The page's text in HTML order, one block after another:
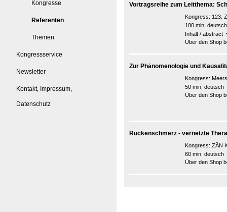
Kongresse
Referenten
Themen
Kongressservice
Newsletter
Kontakt, Impressum,
Datenschutz
Vortragsreihe zum Leitthema:
Kongress: 123.
180 min, deutsch
Inhalt / abstract
Über den Shop
Zur Phänomenologie und
Kongress:
50 min, deutsch
Über den Shop
Rückenschmerz - vernetzte
Kongress: ZÄN
60 min, deutsch
Über den Shop